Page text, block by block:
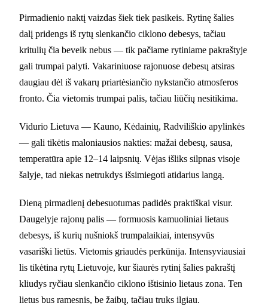
Pirmadienio naktį vaizdas šiek tiek pasikeis. Rytinę šalies
dalį pridengs iš rytų slenkančio ciklono debesys, tačiau
kritulių čia beveik nebus — tik pačiame rytiniame pakraštyje
gali trumpai palyti. Vakariniuose rajonuose debesų atsiras
daugiau dėl iš vakarų priartėsiančio nykstančio atmosferos
fronto. Čia vietomis trumpai palis, tačiau liūčių nesitikima.
Vidurio Lietuva — Kauno, Kėdainių, Radviliškio apylinkės
— gali tikėtis maloniausios nakties: mažai debesų, sausa,
temperatūra apie 12–14 laipsnių. Vėjas išliks silpnas visoje
šalyje, tad niekas netrukdys išsimiegoti atidarius langą.
Dieną pirmadienį debesuotumas padidės praktiškai visur.
Daugelyje rajonų palis — formuosis kamuoliniai lietaus
debesys, iš kurių nušniokš trumpalaikiai, intensyvūs
vasariški lietūs. Vietomis griaudės perkūnija. Intensyviausiai
lis tikėtina rytų Lietuvoje, kur šiaurės rytinį šalies pakraštį
kliudys ryčiau slenkančio ciklono ištisinio lietaus zona. Ten
lietus bus ramesnis, be žaibų, tačiau truks ilgiau.